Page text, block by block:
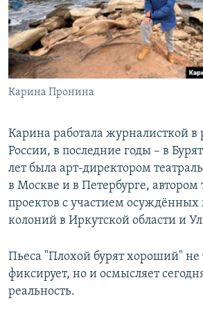
Карина Пронина
Карина работала журналисткой в
России, в последние годы – в
лет была арт-директором
в Москве и в Петербурге, автором
проектов с участием
колоний в Иркутской области и
Пьеса "Плохой бурят хороший" не
фиксирует, но и осмысляет
реальность.